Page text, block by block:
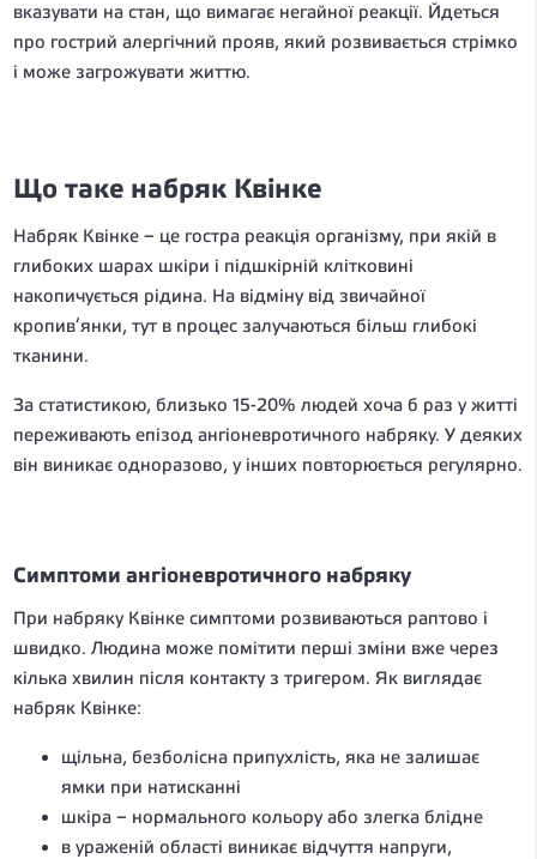
вказувати на стан, що вимагає негайної реакції. Йдеться
про гострий алергічний прояв, який розвивається стрімко
і може загрожувати життю.
Що таке набряк Квінке
Набряк Квінке – це гостра реакція організму, при якій в
глибоких шарах шкіри і підшкірній клітковині
накопичується рідина. На відміну від звичайної
кропив’янки, тут в процес залучаються більш глибокі
тканини.
За статистикою, близько 15-20% людей хоча б раз у житті
переживають епізод ангіоневротичного набряку. У деяких
він виникає одноразово, у інших повторюється регулярно.
Симптоми ангіоневротичного набряку
При набряку Квінке симптоми розвиваються раптово і
швидко. Людина може помітити перші зміни вже через
кілька хвилин після контакту з тригером. Як виглядає
набряк Квінке:
щільна, безболісна припухлість, яка не залишає
ямки при натисканні
шкіра – нормального кольору або злегка блідне
в ураженій області виникає відчуття напруги,